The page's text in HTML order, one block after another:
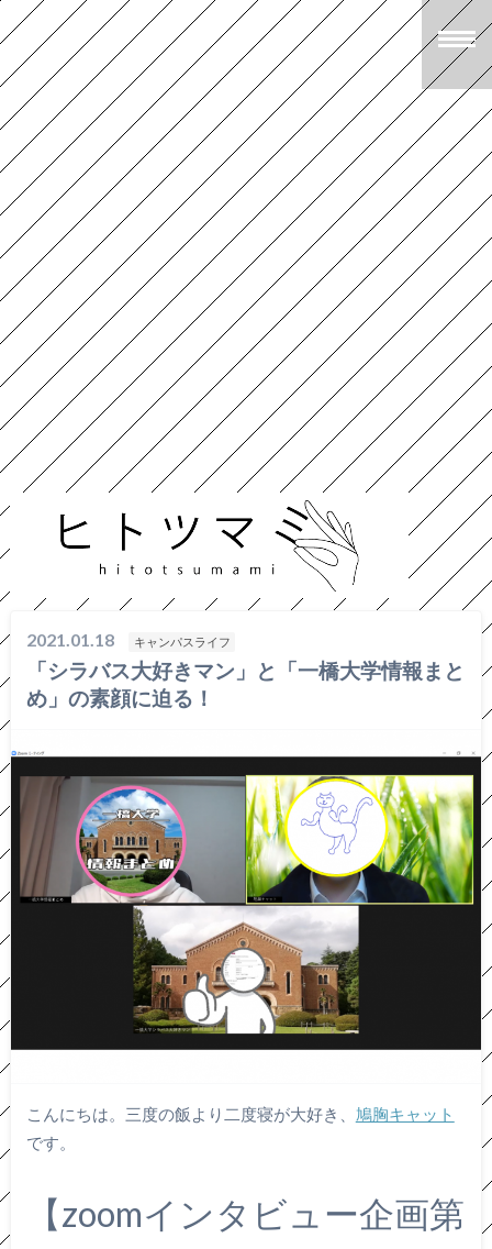
キャンパスライフ
「シラバス大好きマン」と「一橋大学情報まとめ」の素顔に迫る！
2021.01.18 キャンパスライフ
「シラバス大好きマン」と「一橋大学情報まと
め」の素顔に迫る！
こんにちは。三度の飯より二度寝が大好き、 鳩胸キャット
です。
【zoomインタビュー企画第